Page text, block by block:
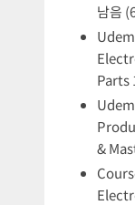
남음
Parts
&